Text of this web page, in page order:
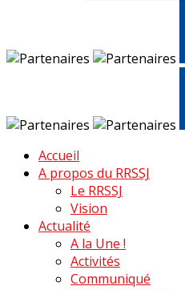
Accueil
A propos du RRSSJ
Le RRSSJ
Vision
Actualité
A la Une !
Activités
Communiqué